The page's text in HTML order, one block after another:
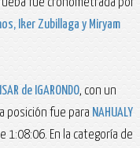
fue cronometrada por
Iker Zubillaga y Miryam
de IGARONDO, con un
posición fue para NAHUALY
1:08:06. En la categoría de